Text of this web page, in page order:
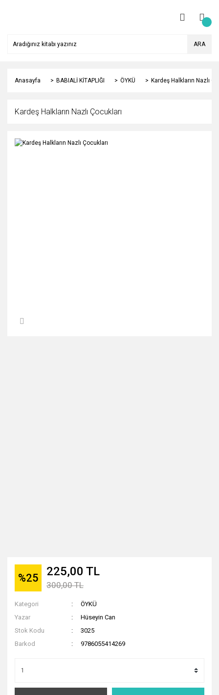
ARA
Anasayfa BABIALİ KİTAPLIĞI ÖYKÜ Kardeş Halkların Nazlı
Kardeş Halkların Nazlı Çocukları
%25 225,00 TL
300,00 TL
Kategori
ÖYKÜ
Yazar
Hüseyin Can
Stok Kodu
3025
Barkod
9786055414269